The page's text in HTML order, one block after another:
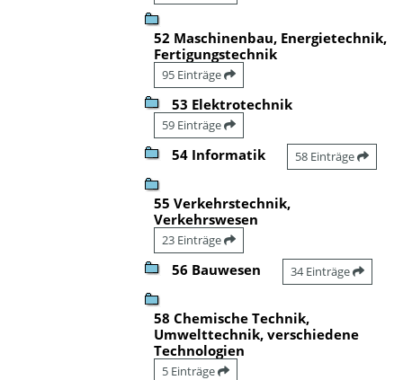
52 Maschinenbau, Energietechnik,
Fertigungstechnik
95 Einträge
53 Elektrotechnik
59 Einträge
54 Informatik 58 Einträge
55 Verkehrstechnik,
Verkehrswesen
23 Einträge
56 Bauwesen 34 Einträge
58 Chemische Technik,
Umwelttechnik, verschiedene
Technologien
5 Einträge